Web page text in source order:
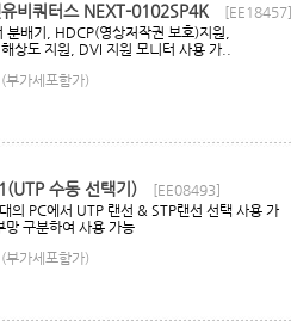
비쿼터스 NEXT-0102SP4K
[EE18457]
배기, HDCP(영상저작권 보호)지원,
상도 지원, DVI 지원 모니터 사용 가..
(부가세포함가)
수동 선택기)
[EE08493]
의 PC에서 UTP 랜선 & STP랜선 선택 사용 가
구분하여 사용 가능
(부가세포함가)